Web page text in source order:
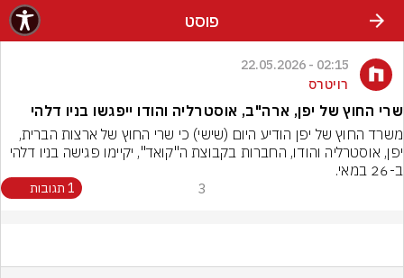
פוסט
02:15 - 22.05.2026
רויטרס
שרי החוץ של יפן, ארה"ב, אוסטרליה והודו ייפגשו בניו דלהי
ב-26 במאי.
3 1 תגובות